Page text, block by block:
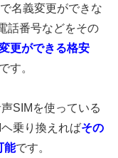
名義変更ができな
話番号などをその
更ができる格安
す。
SIMを使っている
乗り換えればその
能です。